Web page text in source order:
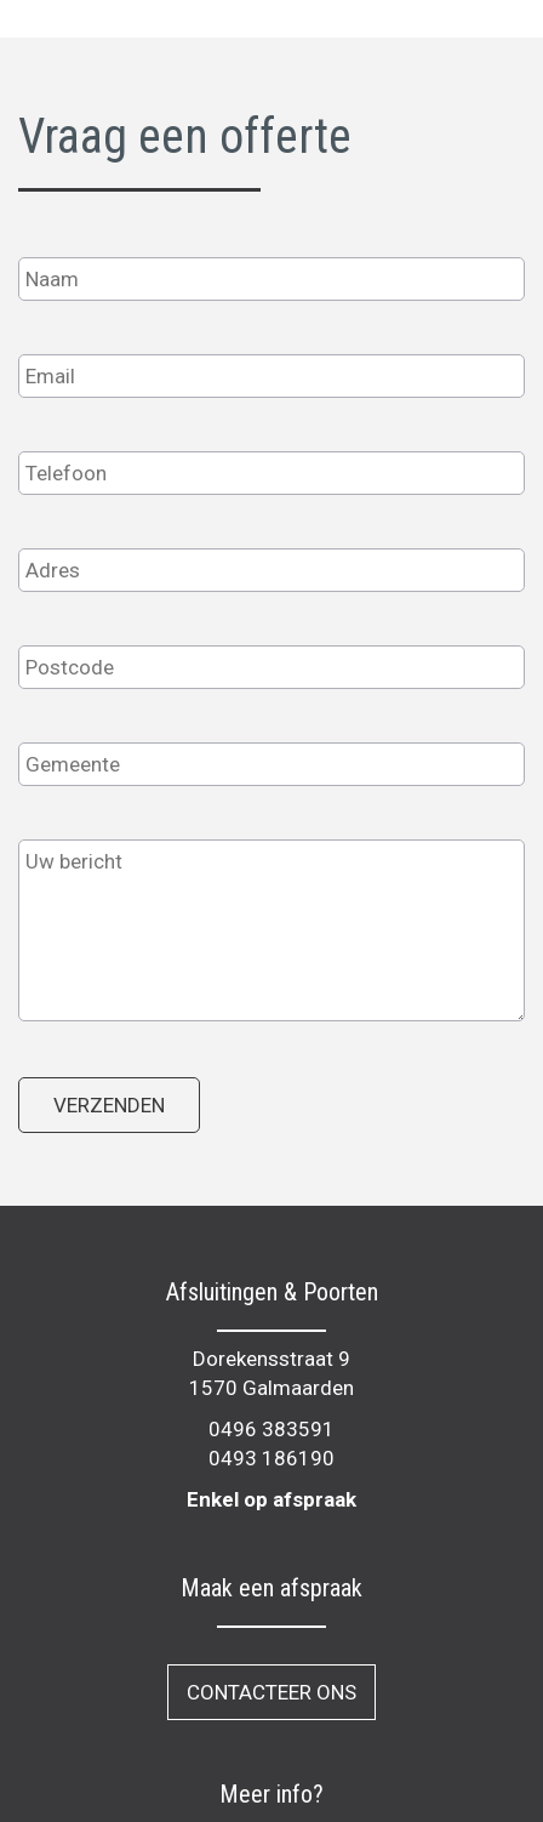
Vraag een offerte
Afsluitingen & Poorten
Dorekensstraat 9
1570 Galmaarden
0496 383591
0493 186190
Enkel op afspraak
Maak een afspraak
CONTACTEER ONS
Meer info?